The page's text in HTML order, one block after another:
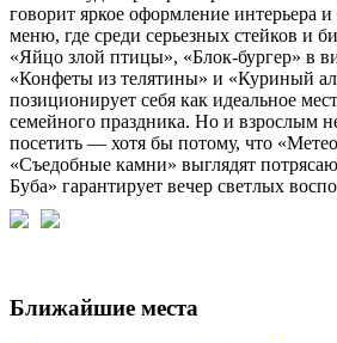
говорит яркое оформление интерьера и
меню, где среди серьезных стейков и
«Яйцо злой птицы», «Блок-бургер» в
«Конфеты из телятины» и «Куриный
позиционирует себя как идеальное
семейного праздника. Но и взрослым
посетить — хотя бы потому, что
«Съедобные камни» выглядят
Буба» гарантирует вечер светлых
Ближайшие места